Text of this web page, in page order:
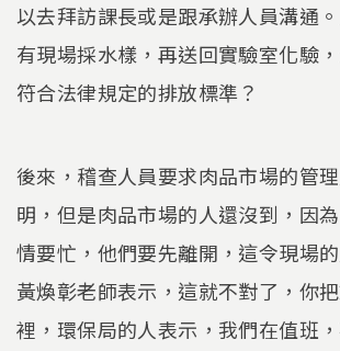
以去拜訪課長或是跟承辦人員溝通
有現場採水樣，再送回實驗室化驗
符合法律規定的排放標準？
後來，稽查人員要求肉品市場的管
明，但是肉品市場的人還沒到，因
情要忙，他們要先離開，這令現場
黃煥彰老師表示，這就不對了，你
裡，環保局的人表示，我們在值班